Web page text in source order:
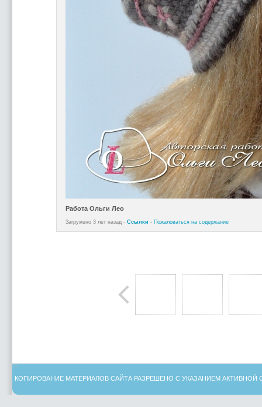
Работа Ольги Лео
Загружено 3 лет назад - Ссылки - Пожаловаться на содержание
КОПИРОВАНИЕ МАТЕРИАЛОВ САЙТА РАЗРЕШЕНО С УКАЗАНИЕМ АКТИВНОЙ